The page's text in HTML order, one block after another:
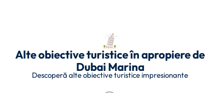
Alte obiective turistice în apropiere de
Dubai Marina
Descoperă alte obiective turistice impresionante